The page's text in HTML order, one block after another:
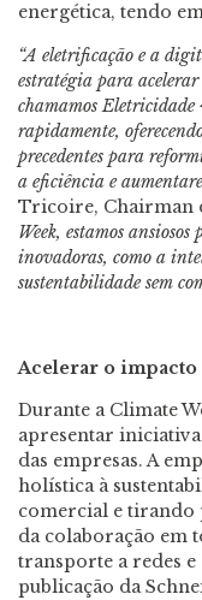
energética, tendo
“A eletrificação e a
estratégia para
chamamos
rapidamente,
precedentes para
a eficiência e
Tricoire, Chairman
Week, estamos
inovadoras, como a
sustentabilidade sem
Acelerar o impacto
Durante a Climate
apresentar
das empresas. A
holística à
comercial e tirando
da colaboração em
transporte a redes e
publicação da